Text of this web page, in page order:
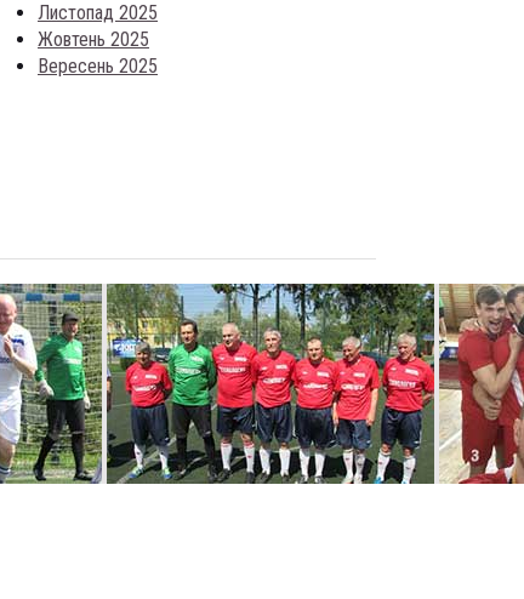
Листопад 2025
Жовтень 2025
Вересень 2025